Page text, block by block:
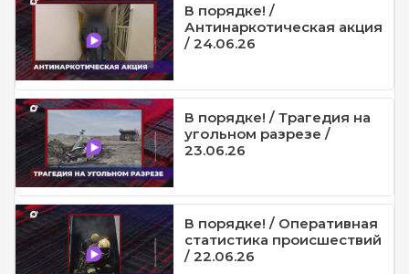
В порядке! /
Антинаркотическая акция
/ 24.06.26
В порядке! / Трагедия на
угольном разрезе /
23.06.26
В порядке! / Оперативная
статистика происшествий
/ 22.06.26